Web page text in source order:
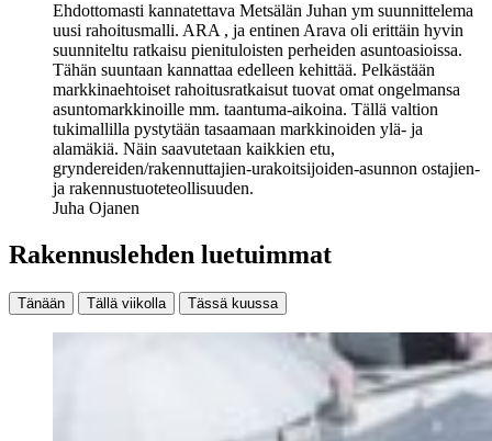
Ehdottomasti kannatettava Metsälän Juhan ym suunnittelema
uusi rahoitusmalli. ARA , ja entinen Arava oli erittäin hyvin
suunniteltu ratkaisu pienituloisten perheiden asuntoasioissa.
Tähän suuntaan kannattaa edelleen kehittää. Pelkästään
markkinaehtoiset rahoitusratkaisut tuovat omat ongelmansa
asuntomarkkinoille mm. taantuma-aikoina. Tällä valtion
tukimallilla pystytään tasaamaan markkinoiden ylä- ja
alamäkiä. Näin saavutetaan kaikkien etu,
gryndereiden/rakennuttajien-urakoitsijoiden-asunnon ostajien-
ja rakennustuoteteollisuuden.
Juha Ojanen
Rakennuslehden luetuimmat
Tänään Tällä viikolla Tässä kuussa